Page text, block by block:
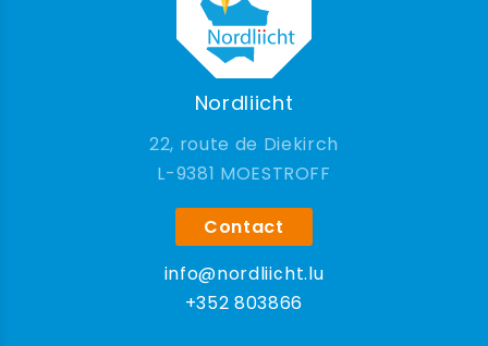
Nordliicht
22, route de Diekirch
9381 MOESTROFF
Contact
info@nordliicht.lu
+352 803866